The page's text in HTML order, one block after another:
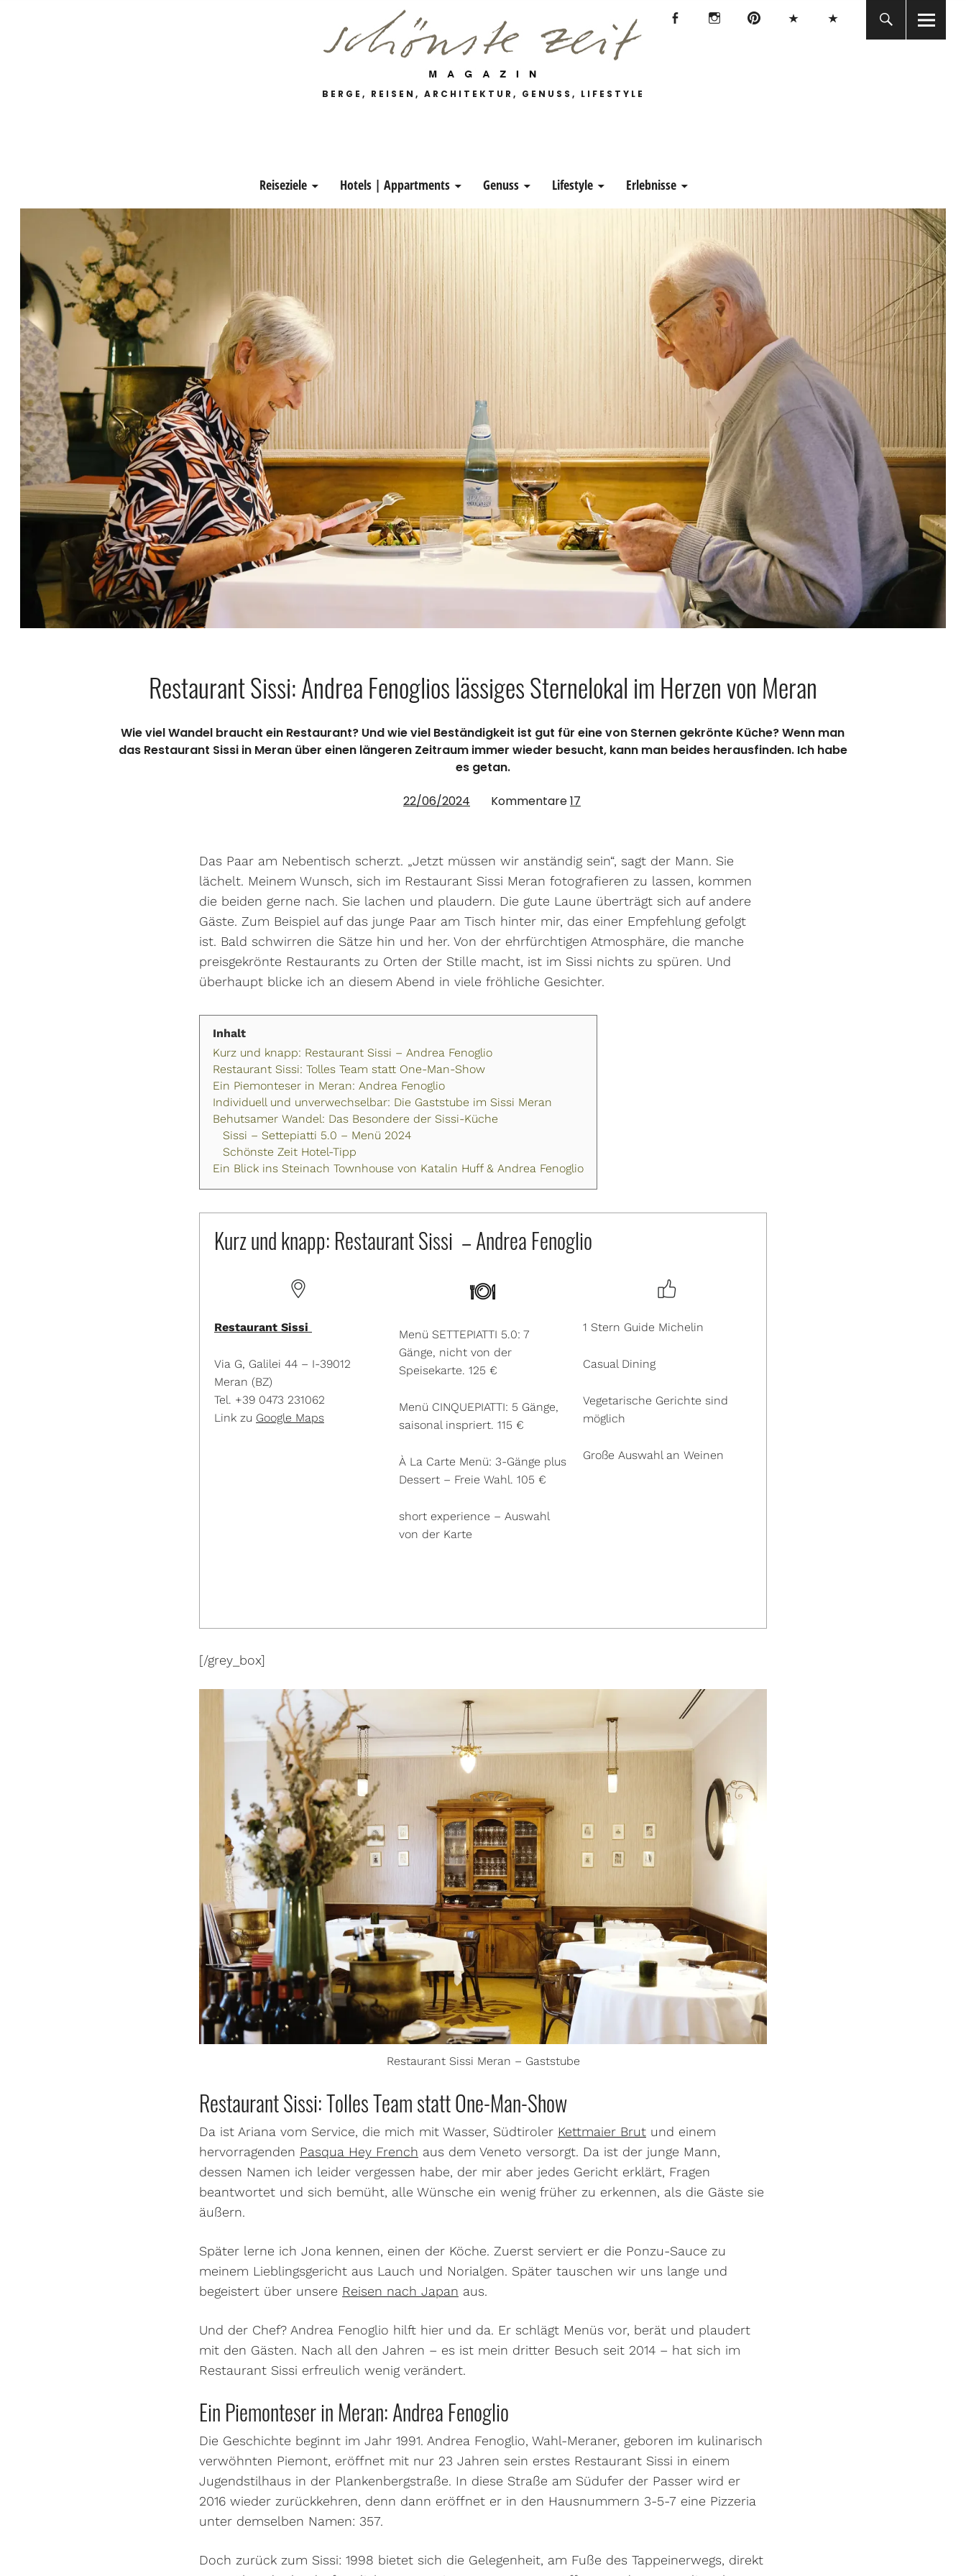
Schönste Zeit Magazin
BERGE, REISEN, ARCHITEKTUR, GENUSS, LIFESTYLE
Reiseziele Hotels | Appartments Genuss Lifestyle Erlebnisse
Restaurant Sissi: Andrea Fenoglios lässiges Sternelokal im Herzen von Meran
Wie viel Wandel braucht ein Restaurant? Und wie viel Beständigkeit ist gut für eine von Sternen gekrönte Küche? Wenn man
das Restaurant Sissi in Meran über einen längeren Zeitraum immer wieder besucht, kann man beides herausfinden. Ich habe
es getan.
22/06/2024 Kommentare17
Das Paar am Nebentisch scherzt. „Jetzt müssen wir anständig sein“, sagt der Mann. Sie
lächelt. Meinem Wunsch, sich im Restaurant Sissi Meran fotografieren zu lassen, kommen
die beiden gerne nach. Sie lachen und plaudern. Die gute Laune überträgt sich auf andere
Gäste. Zum Beispiel auf das junge Paar am Tisch hinter mir, das einer Empfehlung gefolgt
ist. Bald schwirren die Sätze hin und her. Von der ehrfürchtigen Atmosphäre, die manche
preisgekrönte Restaurants zu Orten der Stille macht, ist im Sissi nichts zu spüren. Und
überhaupt blicke ich an diesem Abend in viele fröhliche Gesichter.
Inhalt
Kurz und knapp: Restaurant Sissi – Andrea Fenoglio
Restaurant Sissi: Tolles Team statt One-Man-Show
Ein Piemonteser in Meran: Andrea Fenoglio
Individuell und unverwechselbar: Die Gaststube im Sissi Meran
Behutsamer Wandel: Das Besondere der Sissi-Küche
Sissi – Settepiatti 5.0 – Menü 2024
Schönste Zeit Hotel-Tipp
Ein Blick ins Steinach Townhouse von Katalin Huff & Andrea Fenoglio
Kurz und knapp: Restaurant Sissi – Andrea Fenoglio
Restaurant Sissi
Via G, Galilei 44 – I-39012
Meran (BZ)
Tel. +39 0473 231062
Link zu Google Maps
Menü SETTEPIATTI 5.0: 7
Gänge, nicht von der
Speisekarte. 125 €
Menü CINQUEPIATTI: 5 Gänge,
saisonal inspriert. 115 €
À La Carte Menü: 3-Gänge plus
Dessert – Freie Wahl. 105 €
short experience – Auswahl
von der Karte
1 Stern Guide Michelin
Casual Dining
Vegetarische Gerichte sind
möglich
Große Auswahl an Weinen
[/grey_box]
Restaurant Sissi Meran – Gaststube
Restaurant Sissi: Tolles Team statt One-Man-Show
Da ist Ariana vom Service, die mich mit Wasser, Südtiroler Kettmaier Brut und einem
hervorragenden Pasqua Hey French aus dem Veneto versorgt. Da ist der junge Mann,
dessen Namen ich leider vergessen habe, der mir aber jedes Gericht erklärt, Fragen
beantwortet und sich bemüht, alle Wünsche ein wenig früher zu erkennen, als die Gäste sie
äußern.
Später lerne ich Jona kennen, einen der Köche. Zuerst serviert er die Ponzu-Sauce zu
meinem Lieblingsgericht aus Lauch und Norialgen. Später tauschen wir uns lange und
begeistert über unsere Reisen nach Japan aus.
Und der Chef? Andrea Fenoglio hilft hier und da. Er schlägt Menüs vor, berät und plaudert
mit den Gästen. Nach all den Jahren – es ist mein dritter Besuch seit 2014 – hat sich im
Restaurant Sissi erfreulich wenig verändert.
Ein Piemonteser in Meran: Andrea Fenoglio
Die Geschichte beginnt im Jahr 1991. Andrea Fenoglio, Wahl-Meraner, geboren im kulinarisch
verwöhnten Piemont, eröffnet mit nur 23 Jahren sein erstes Restaurant Sissi in einem
Jugendstilhaus in der Plankenbergstraße. In diese Straße am Südufer der Passer wird er
2016 wieder zurückkehren, denn dann eröffnet er in den Hausnummern 3-5-7 eine Pizzeria
unter demselben Namen: 357.
Doch zurück zum Sissi: 1998 bietet sich die Gelegenheit, am Fuße des Tappeinerwegs, direkt